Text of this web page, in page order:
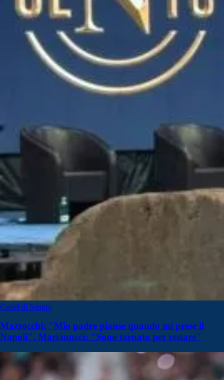
Castel di Sangro
Mazzocchi: "Mio padre pianse quando mi prese il
Napoli", Marianucci: "Sono tornato per restare"